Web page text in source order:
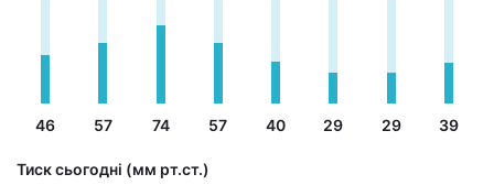
46 57 74 57 40 29 29 39
Тиск сьогодні (мм рт.ст.)